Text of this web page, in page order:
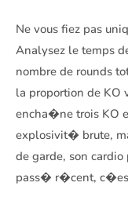
Ne vous fiez pas
Analysez le temps
nombre de rounds
la proportion de
encha�ne trois KO
explosivit� brute,
de garde, son
pass� r�cent,